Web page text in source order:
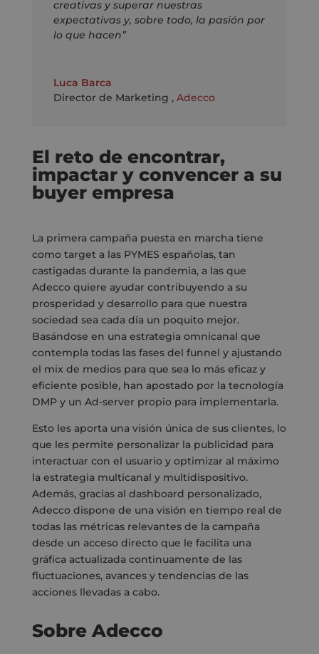
creativas y superar nuestras
expectativas y, sobre todo, la pasión por
lo que hacen”
Luca Barca
Director de Marketing , Adecco
El reto de encontrar,
impactar y convencer a su
buyer empresa
La primera campaña puesta en marcha tiene
como target a las PYMES españolas, tan
castigadas durante la pandemia, a las que
Adecco quiere ayudar contribuyendo a su
prosperidad y desarrollo para que nuestra
sociedad sea cada día un poquito mejor.
Basándose en una estrategia omnicanal que
contempla todas las fases del funnel y ajustando
el mix de medios para que sea lo más eficaz y
eficiente posible, han apostado por la tecnología
DMP y un Ad-server propio para implementarla.
Esto les aporta una visión única de sus clientes, lo
que les permite personalizar la publicidad para
interactuar con el usuario y optimizar al máximo
la estrategia multicanal y multidispositivo.
Además, gracias al dashboard personalizado,
Adecco dispone de una visión en tiempo real de
todas las métricas relevantes de la campaña
desde un acceso directo que le facilita una
gráfica actualizada continuamente de las
fluctuaciones, avances y tendencias de las
acciones llevadas a cabo.
Sobre Adecco